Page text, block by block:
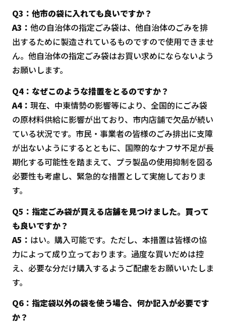
Q3：他市の袋に入れても良いですか？
A3： 他の自治体の指定ごみ袋は、他自治体のごみを排
出するために製造されているものですので使用できませ
ん。他自治体の指定ごみ袋はお買い求めにならないよう
お願いします。
Q4：なぜこのような措置をとるのですか？
A4： 現在、中東情勢の影響等により、全国的にごみ袋
の原材料供給に影響が出ており、市内店舗で欠品が続い
ている状況です。市民・事業者の皆様のごみ排出に支障
が出ないようにするとともに、国際的なナフサ不足が長
期化する可能性を踏まえて、プラ製品の使用抑制を図る
必要性も考慮し、緊急的な措置として実施しておりま
す。
Q5：指定ごみ袋が買える店舗を見つけました。買って
も良いですか？
A5： はい。購入可能です。ただし、本措置は皆様の協
力によって成り立っております。過度な買いだめは控
え、必要な分だけ購入するようご配慮をお願いいたしま
す。
Q6：指定袋以外の袋を使う場合、何か記入が必要です
か？